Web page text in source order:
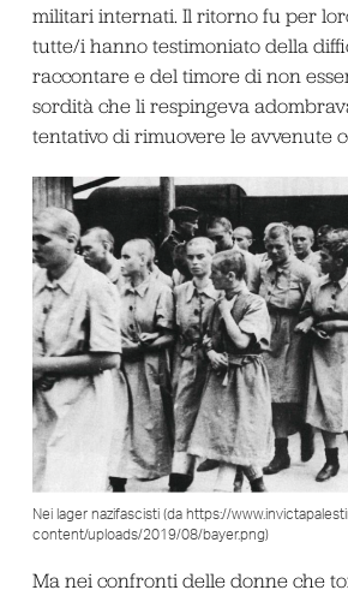
militari internati. Il ritorno fu per
tutte/i hanno testimoniato della
raccontare e del timore di non
sordità che li respingeva
tentativo di rimuovere le avvenute
Nei lager nazifascisti (da https://
content/uploads/2019/08/bayer.png)
Ma nei confronti delle donne che